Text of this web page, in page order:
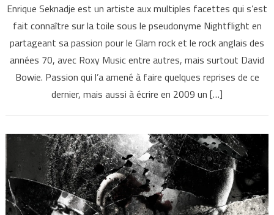
Enrique Seknadje est un artiste aux multiples facettes qui s’est
fait connaître sur la toile sous le pseudonyme Nightflight en
partageant sa passion pour le Glam rock et le rock anglais des
années 70, avec Roxy Music entre autres, mais surtout David
Bowie. Passion qui l’a amené à faire quelques reprises de ce
dernier, mais aussi à écrire en 2009 un […]